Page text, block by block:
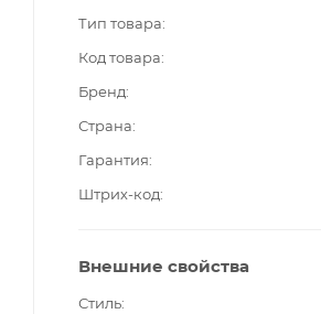
Тип товара
Код товара
Бренд
Страна
Гарантия
Штрих-код
Внешние свойства
Стиль